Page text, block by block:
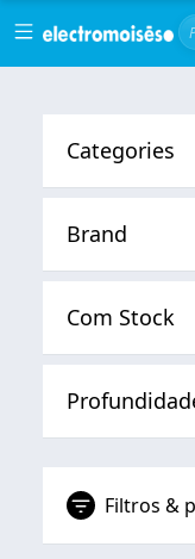
Skip to main content
Filtros &
Categories
Brand
Com Stock